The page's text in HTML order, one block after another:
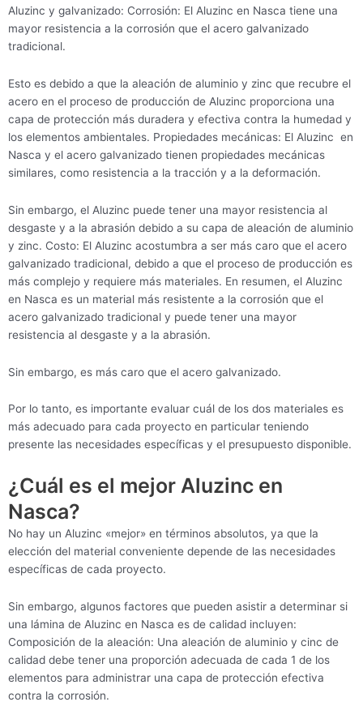
Aluzinc y galvanizado: Corrosión: El Aluzinc en Nasca tiene una
mayor resistencia a la corrosión que el acero galvanizado
tradicional.
Esto es debido a que la aleación de aluminio y zinc que recubre el
acero en el proceso de producción de Aluzinc proporciona una
capa de protección más duradera y efectiva contra la humedad y
los elementos ambientales. Propiedades mecánicas: El Aluzinc en
Nasca y el acero galvanizado tienen propiedades mecánicas
similares, como resistencia a la tracción y a la deformación.
Sin embargo, el Aluzinc puede tener una mayor resistencia al
desgaste y a la abrasión debido a su capa de aleación de aluminio
y zinc. Costo: El Aluzinc acostumbra a ser más caro que el acero
galvanizado tradicional, debido a que el proceso de producción es
más complejo y requiere más materiales. En resumen, el Aluzinc
en Nasca es un material más resistente a la corrosión que el
acero galvanizado tradicional y puede tener una mayor
resistencia al desgaste y a la abrasión.
Sin embargo, es más caro que el acero galvanizado.
Por lo tanto, es importante evaluar cuál de los dos materiales es
más adecuado para cada proyecto en particular teniendo
presente las necesidades específicas y el presupuesto disponible.
¿Cuál es el mejor Aluzinc en
Nasca?
No hay un Aluzinc «mejor» en términos absolutos, ya que la
elección del material conveniente depende de las necesidades
específicas de cada proyecto.
Sin embargo, algunos factores que pueden asistir a determinar si
una lámina de Aluzinc en Nasca es de calidad incluyen:
Composición de la aleación: Una aleación de aluminio y cinc de
calidad debe tener una proporción adecuada de cada 1 de los
elementos para administrar una capa de protección efectiva
contra la corrosión.